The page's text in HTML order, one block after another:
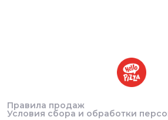
Правила продаж
Условия сбора и обработки